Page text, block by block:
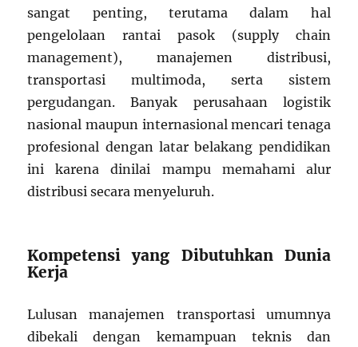
sangat penting, terutama dalam hal
pengelolaan rantai pasok (supply chain
management), manajemen distribusi,
transportasi multimoda, serta sistem
pergudangan. Banyak perusahaan logistik
nasional maupun internasional mencari tenaga
profesional dengan latar belakang pendidikan
ini karena dinilai mampu memahami alur
distribusi secara menyeluruh.
Kompetensi yang Dibutuhkan Dunia
Kerja
Lulusan manajemen transportasi umumnya
dibekali dengan kemampuan teknis dan